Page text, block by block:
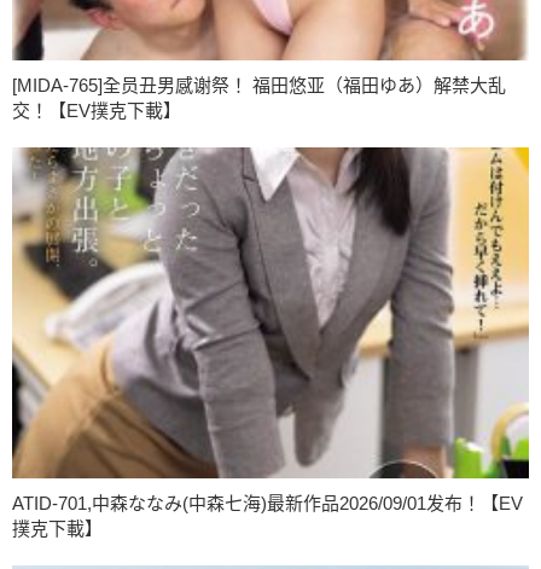
[MIDA-765]全员丑男感谢祭！ 福田悠亚（福田ゆあ）解禁大乱
交！【EV撲克下載】
ATID-701,中森ななみ(中森七海)最新作品2026/09/01发布！【EV
撲克下載】